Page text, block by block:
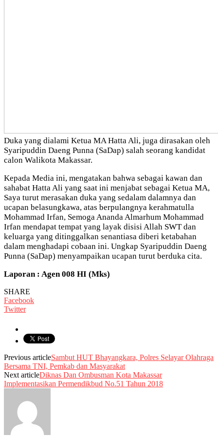
Duka yang dialami Ketua MA Hatta Ali, juga dirasakan oleh
Syaripuddin Daeng Punna (SaDap) salah seorang kandidat
calon Walikota Makassar.
Kepada Media ini, mengatakan bahwa sebagai kawan dan
sahabat Hatta Ali yang saat ini menjabat sebagai Ketua MA,
Saya turut merasakan duka yang sedalam dalamnya dan
ucapan belasungkawa, atas berpulangnya kerahmatulla
Mohammad Irfan, Semoga Ananda Almarhum Mohammad
Irfan mendapat tempat yang layak disisi Allah SWT dan
keluarga yang ditinggalkan senantiasa diberi ketabahan
dalam menghadapi cobaan ini. Ungkap Syaripuddin Daeng
Punna (SaDap) menyampaikan ucapan turut berduka cita.
Laporan : Agen 008 HI (Mks)
SHARE
Facebook
Twitter
Previous articleSambut HUT Bhayangkara, Polres Selayar Olahraga
Bersama TNI, Pemkab dan Masyarakat
Next articleDiknas Dan Ombusman Kota Makassar
Implementasikan Permendikbud No.51 Tahun 2018